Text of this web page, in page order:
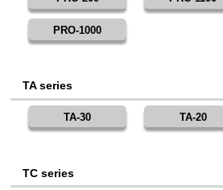
PRO-1000
TA series
TA-30 TA-20
TC series